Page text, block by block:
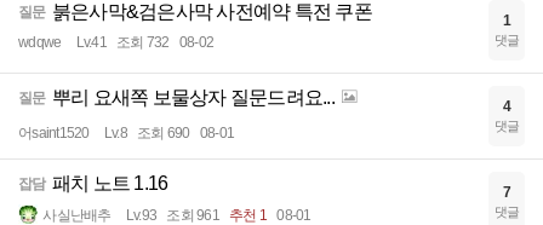
질문 붉은사막&검은사막 사전예약 특전 쿠폰
wdqwe Lv.41 조회 732 08-02
1
댓글
질문 뿌리 요새쪽 보물상자 질문드려요...
어saint1520 Lv.8 조회 690 08-01
4
댓글
잡담 패치 노트 1.16
사실난배추 Lv.93 조회 961 추천 1 08-01
7
댓글